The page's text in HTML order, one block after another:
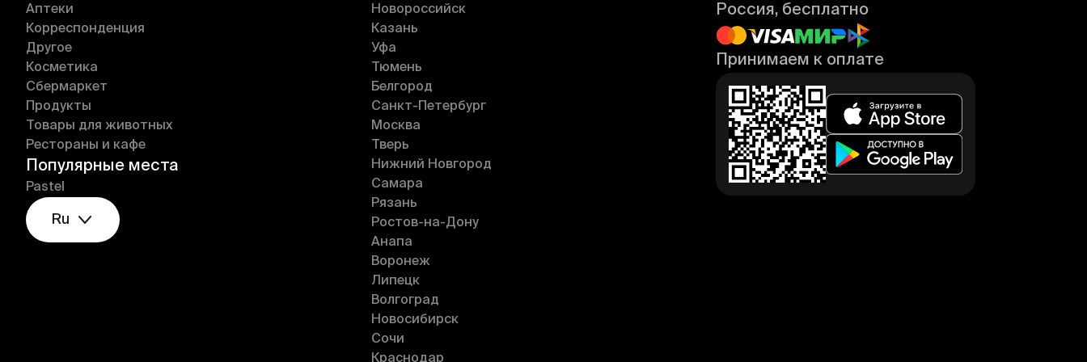
Аптеки
Корреспонденция
Другое
Косметика
Сбермаркет
Продукты
Товары для животных
Рестораны и кафе
Популярные места
Pastel
Ru
Новороссийск
Казань
Уфа
Тюмень
Белгород
Санкт-Петербург
Москва
Тверь
Нижний Новгород
Самара
Рязань
Ростов-на-Дону
Анапа
Воронеж
Липецк
Волгоград
Новосибирск
Сочи
Краснодар
Россия, бесплатно
Принимаем к оплате